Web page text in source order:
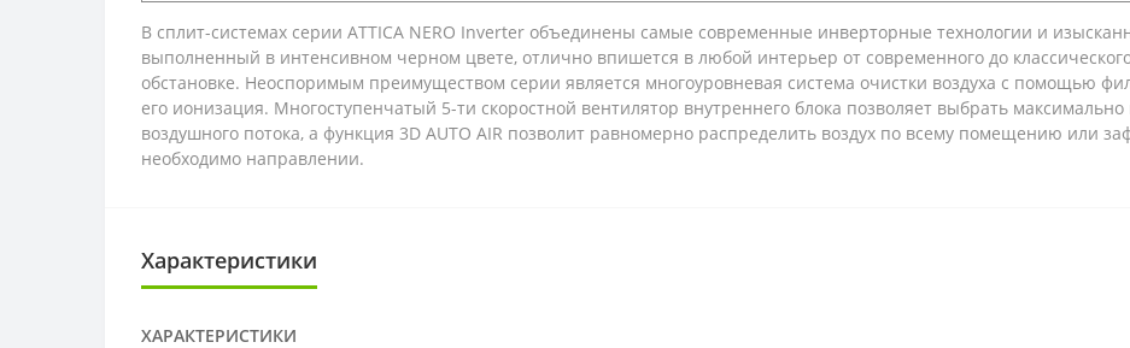
В сплит-системах серии ATTICA NERO Inverter объединены самые современные инверторные технологии и
выполненный в интенсивном черном цвете, отлично впишется в любой интерьер от современного до
обстановке. Неоспоримым преимуществом серии является многоуровневая система очистки воздуха с помощью
его ионизация. Многоступенчатый 5-ти скоростной вентилятор внутреннего блока позволяет выбрать
воздушного потока, а функция 3D AUTO AIR позволит равномерно распределить воздух по всему помещению или
необходимо направлении.
Характеристики
ХАРАКТЕРИСТИКИ